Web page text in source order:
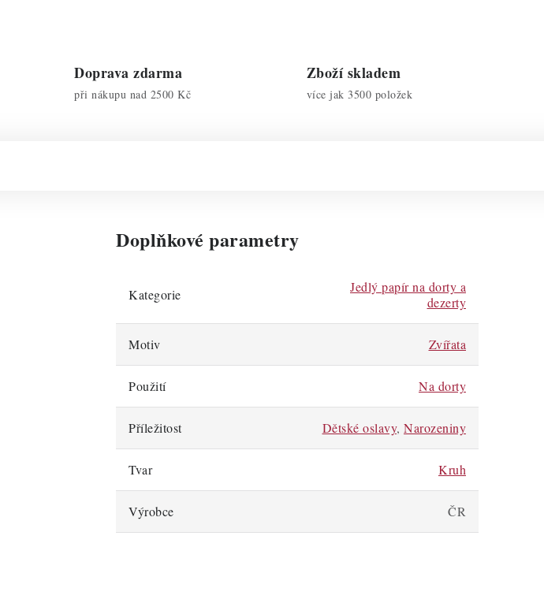
Doprava zdarma
při nákupu nad 2500 Kč
Zboží skladem
více jak 3500 položek
Doplňkové parametry
Kategorie
Jedlý papír na dorty a
dezerty
Motiv Zvířata
Použití Na dorty
Příležitost Dětské oslavy, Narozeniny
Tvar Kruh
Výrobce ČR